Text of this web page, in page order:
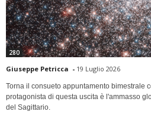
280
Giuseppe Petricca - 19 Luglio 2026
Torna il consueto appuntamento bimestrale
protagonista di questa uscita è l'ammasso
del Sagittario.